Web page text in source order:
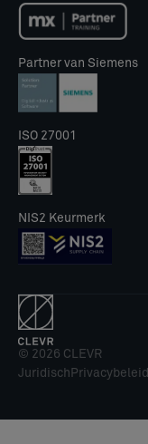
Partner van Siemens
ISO 27001
NIS2 Keurmerk
© 2026 CLEVR
Juridisch Privacybeleid